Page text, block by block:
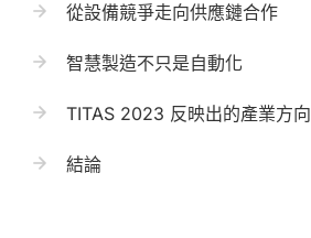
從設備競爭走向供應鏈合作
智慧製造不只是自動化
TITAS 2023 反映出的產業方向
結論